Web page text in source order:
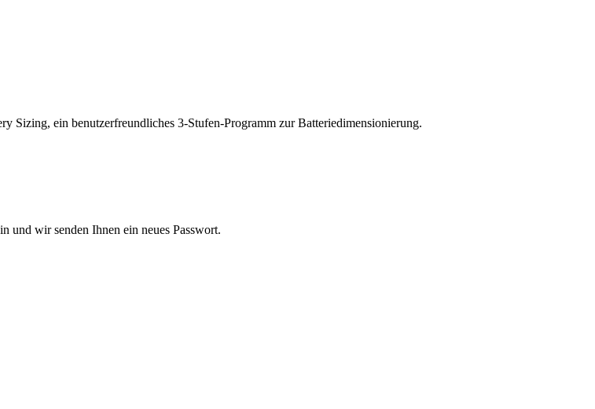
Sizing, ein benutzerfreundliches 3-Stufen-Programm zur Batteriedimensionierung.
und wir senden Ihnen ein neues Passwort.